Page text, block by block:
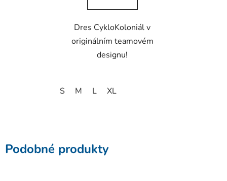
Dres CykloKoloniál v
originálním teamovém
designu!
S M L XL
Podobné produkty